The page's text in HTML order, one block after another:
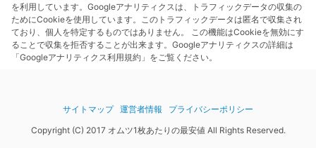
を利用しています。Googleアナリティクスは、トラフィックデータの収集の
ためにCookieを使用しています。このトラフィックデータは匿名で収集され
ており、個人を特定するものではありません。 この機能はCookieを無効にす
ることで収集を拒否することが出来ます。Googleアナリティクスの詳細は
「Googleアナリティクス利用規約」をご覧ください。
サイトマップ 運営者情報
プライバシーポリシー
Copyright (C) 2017 オムツ1枚あたりの最安値 All Rights Reserved.